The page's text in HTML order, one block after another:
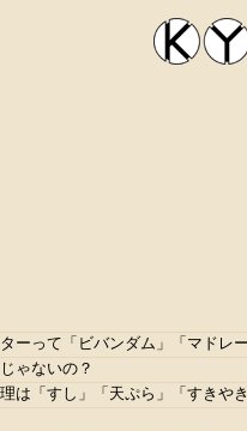
ーって「ビバンダム」「マド
ゃないの？
は「すし」「天ぷら」「すきや